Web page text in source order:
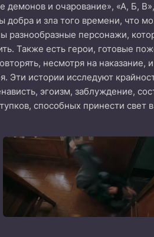
демонов и очарование», «А, Б,
добра и зла того времени, что
разнообразные персонажи,
Также есть герои, готовые
несмотря на наказание,
Эти истории исследуют
эгоизм, заблуждение,
способных принести свет